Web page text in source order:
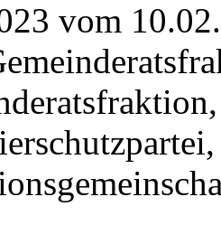
vom